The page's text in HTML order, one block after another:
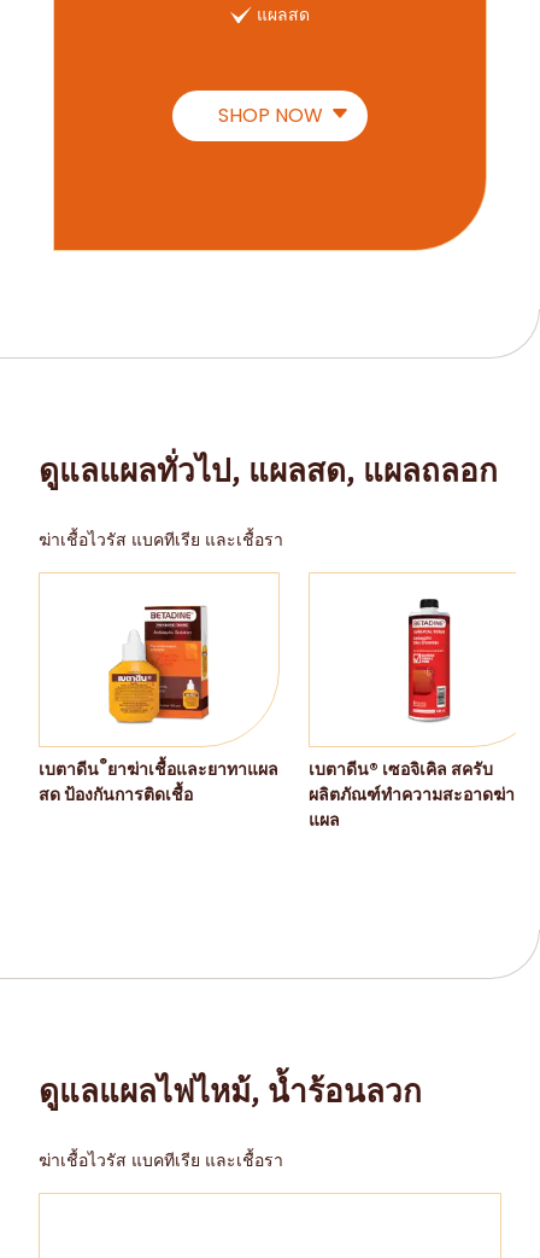
แผลสด
SHOP NOW
ดูแลแผลทั่วไป, แผลสด, แผลถลอก
ฆ่าเชื้อไวรัส แบคทีเรีย และเชื้อรา
เบตาดีน®ยาฆ่าเชื้อและยาทาแผล
สด ป้องกันการติดเชื้อ
เบตาดีน® เซอจิเคิล สครับ
ผลิตภัณฑ์ทำความสะอาดฆ่าเชื้
แผล
ดูแลแผลไฟไหม้, น้ำร้อนลวก
ฆ่าเชื้อไวรัส แบคทีเรีย และเชื้อรา